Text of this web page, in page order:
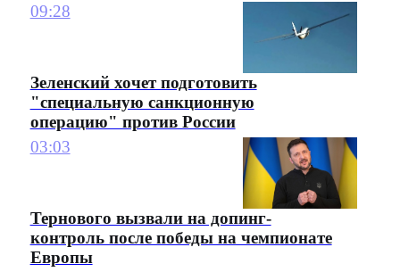
09:28
Зеленский хочет подготовить
"специальную санкционную
операцию" против России
03:03
Тернового вызвали на допинг-
контроль после победы на чемпионате
Европы